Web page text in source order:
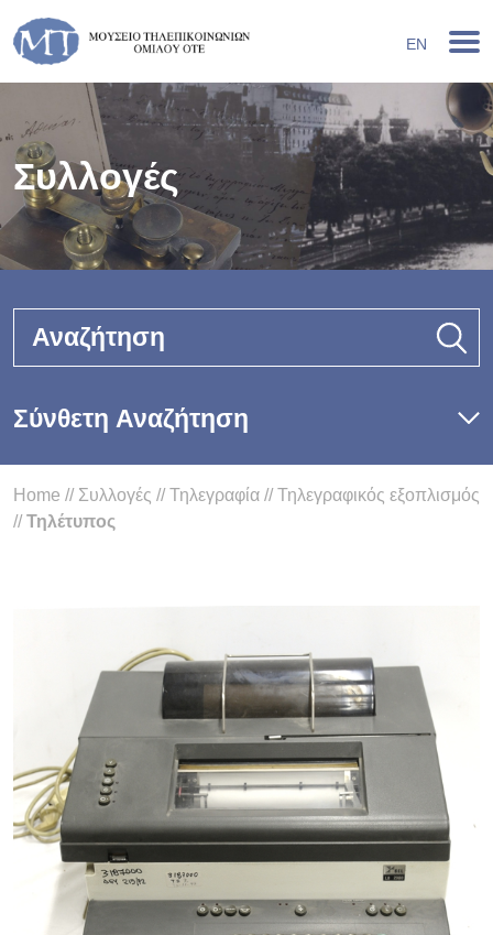
EN
Συλλογές
Αναζήτηση
Σύνθετη Αναζήτηση
Home // Συλλογές //Τηλεγραφία //Τηλεγραφικός εξοπλισμός
//Τηλέτυπος